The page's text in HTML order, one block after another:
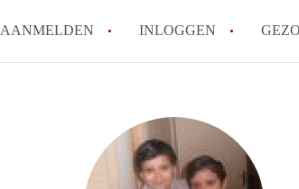
AANMELDEN INLOGGEN
Wat is de
Berekent